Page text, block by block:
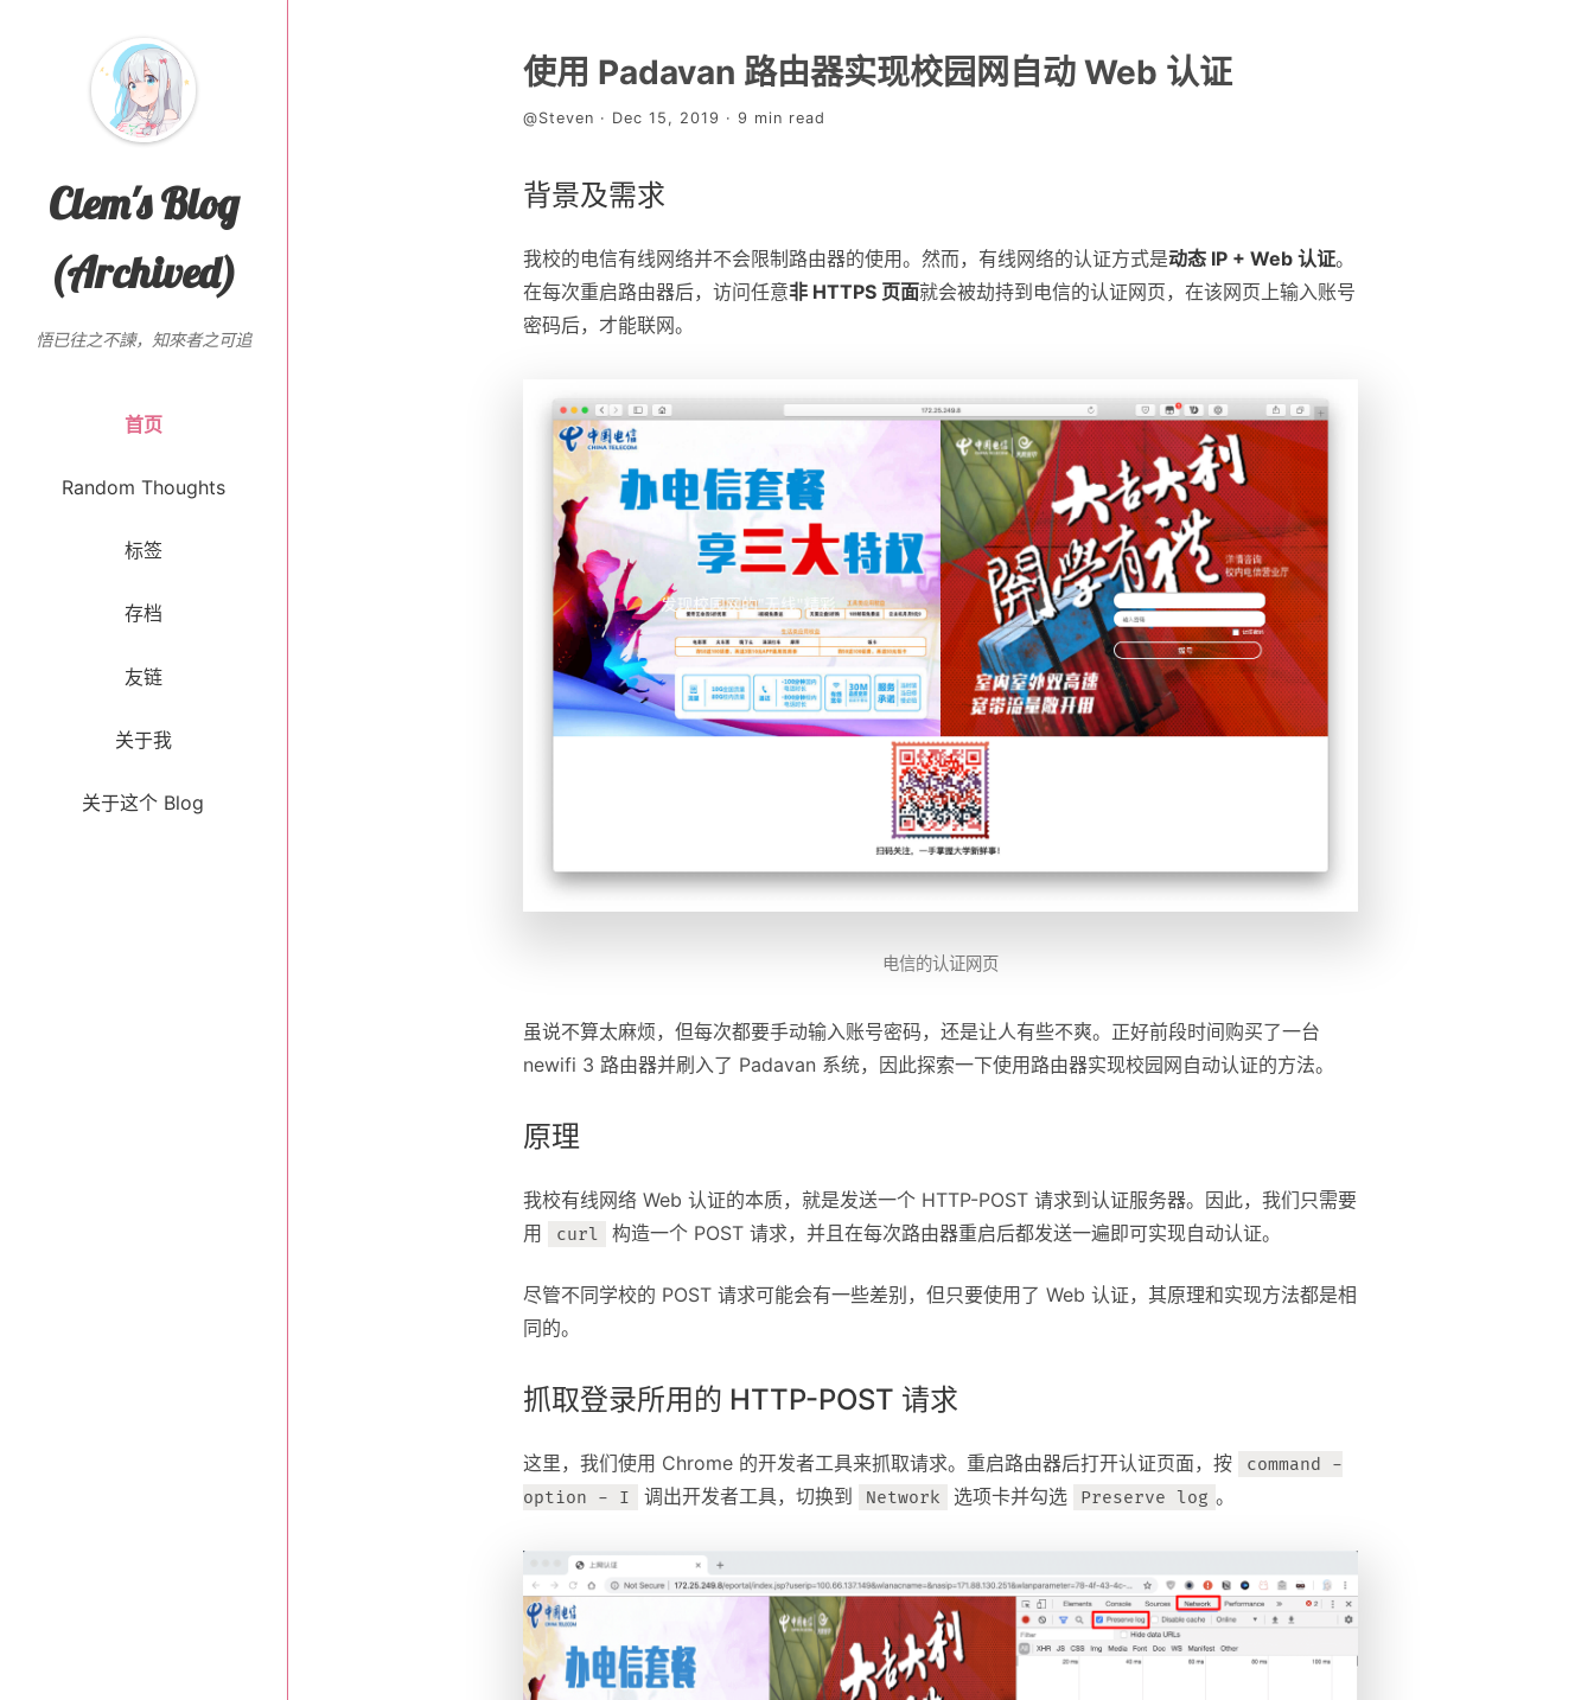
Clem's Blog
(Archived)
悟已往之不諫，知來者之可追
首页
Random Thoughts
标签
存档
友链
关于我
关于这个 Blog
使用 Padavan 路由器实现校园网自动 Web 认证
@Steven · Dec 15, 2019 · 9 min read
背景及需求
我校的电信有线网络并不会限制路由器的使用。然而，有线网络的认证方式是动态 IP + Web 认证。
在每次重启路由器后，访问任意非 HTTPS 页面就会被劫持到电信的认证网页，在该网页上输入账号
密码后，才能联网。
电信的认证网页
虽说不算太麻烦，但每次都要手动输入账号密码，还是让人有些不爽。正好前段时间购买了一台
newifi 3 路由器并刷入了 Padavan 系统，因此探索一下使用路由器实现校园网自动认证的方法。
原理
我校有线网络 Web 认证的本质，就是发送一个 HTTP-POST 请求到认证服务器。因此，我们只需要
用
curl 构造一个 POST 请求，并且在每次路由器重启后都发送一遍即可实现自动认证。
尽管不同学校的 POST 请求可能会有一些差别，但只要使用了 Web 认证，其原理和实现方法都是相
同的。
抓取登录所用的 HTTP-POST 请求
这里，我们使用 Chrome 的开发者工具来抓取请求。重启路由器后打开认证页面，按
command -
option - I
调出开发者工具，切换到 Network 选项卡并勾选 Preserve log 。